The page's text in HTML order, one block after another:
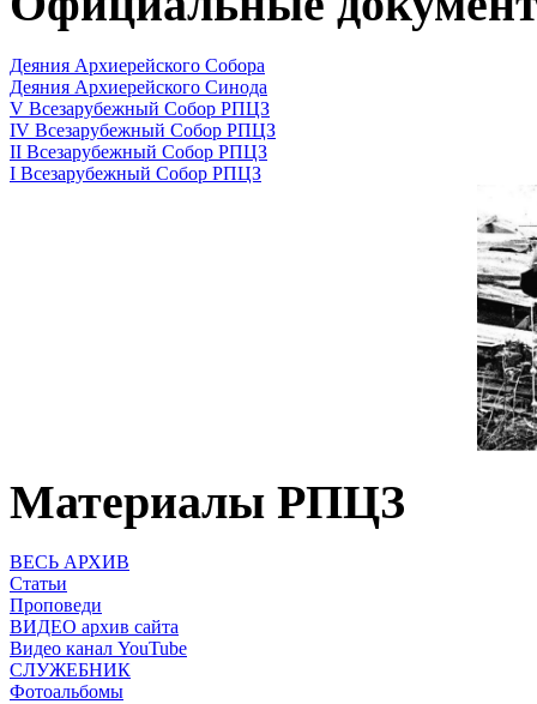
Деяния Архиерейского Собора
Деяния Архиерейского Синода
V Всезарубежный Собор РПЦЗ
IV Всезарубежный Собор РПЦЗ
II Всезарубежный Собор РПЦЗ
I Всезарубежный Собор РПЦЗ
Материалы РПЦЗ
ВЕСЬ АРХИВ
Статьи
Проповеди
ВИДЕО архив сайта
Видео канал YouTube
СЛУЖЕБНИК
Фотоальбомы